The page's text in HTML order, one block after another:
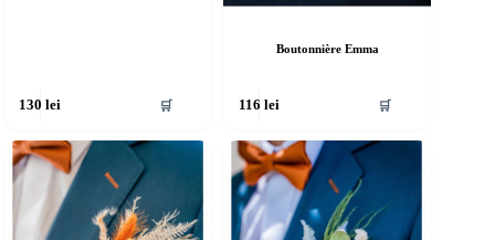
130lei 🛒
Boutonnière Emma
116 lei 🛒